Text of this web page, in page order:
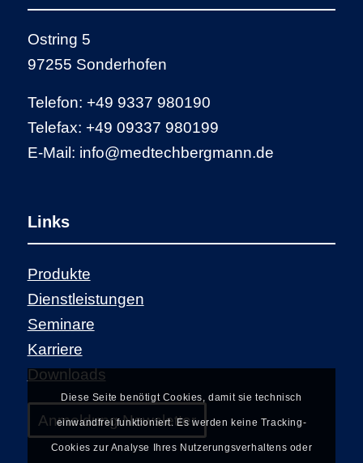
Ostring 5
97255 Sonderhofen
Telefon: +49 9337 980190
Telefax: +49 09337 980199
E-Mail: info@medtechbergmann.de
Links
Produkte
Dienstleistungen
Seminare
Karriere
Downloads
Anmeldung Newsletter
Diese Seite benötigt Cookies, damit sie technisch
einwandfrei funktioniert. Es werden keine Tracking-
Cookies zur Analyse Ihres Nutzerungsverhaltens oder